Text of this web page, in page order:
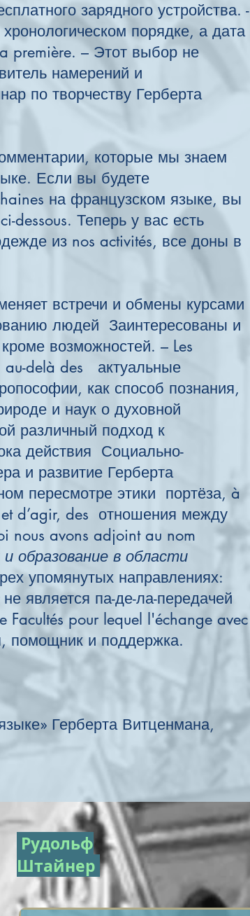
зарядного устройства. -
порядке, а дата
première. – Этот выбор не
намерений и
по творчеству Герберта
которые мы знаем
Если вы будете
на французском языке, вы
dessous. Теперь у вас есть
из nos activités, все доны в
встречи и обмены курсами
людей Заинтересованы и
возможностей. – Les
au-delà des актуальные
как способ познания,
и наук о духовной
различный подход к
действия Социально-
и развитие Герберта
пересмотре этики портёза, à
d’agir, des отношения между
nous avons adjoint au nom
образование в области
упомянутых направлениях:
является па-де-ла-передачей
Facultés pour lequel l'échange avec
помощник и поддержка.
Герберта Витценмана,
Рудольф
Штайнер